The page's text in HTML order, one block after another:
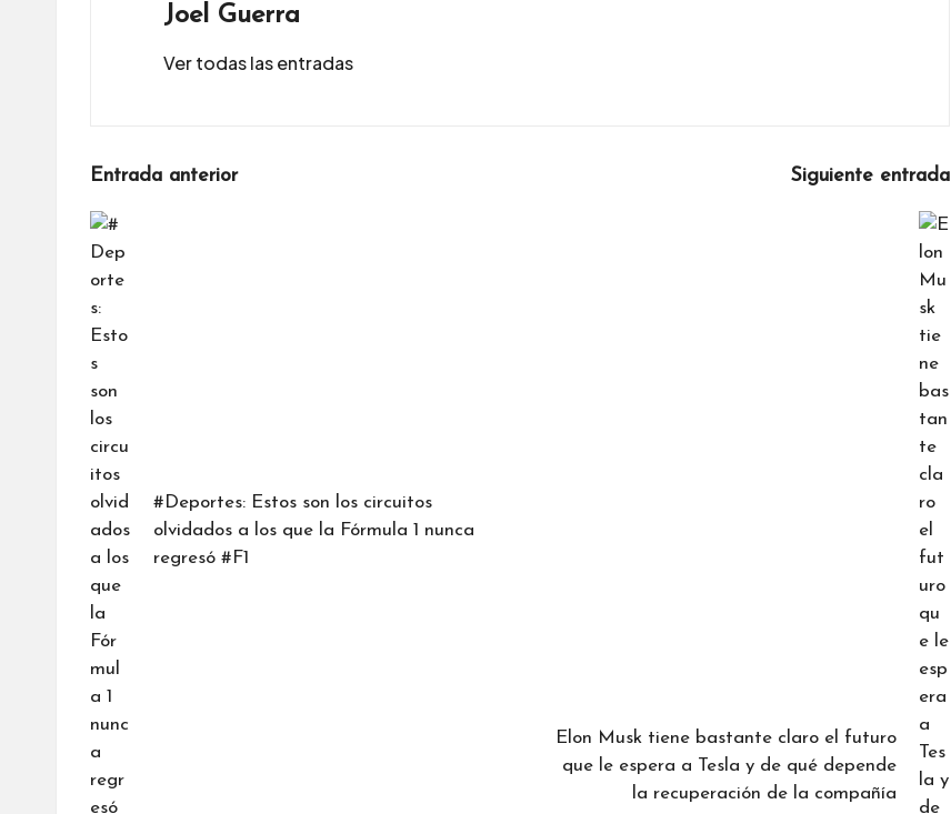
Joel Guerra
Ver todas las entradas
Navegación
de
entradas
Entrada anterior
#Deportes: Estos son los circuitos
olvidados a los que la Fórmula 1 nunca
regresó #F1
Siguiente entrada
Elon Musk tiene bastante claro el futuro
que le espera a Tesla y de qué depende
la recuperación de la compañía